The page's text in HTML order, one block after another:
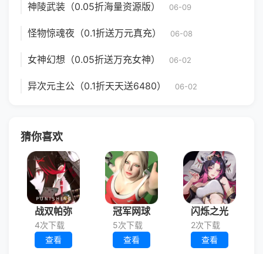
神陵武装（0.05折海量资源版） 06-09
怪物惊魂夜（0.1折送万元真充） 06-08
女神幻想（0.05折送万充女神） 06-02
异次元主公（0.1折天天送6480） 06-02
猜你喜欢
战双帕弥
4次下载
查看
冠军网球
5次下载
查看
闪烁之光
2次下载
查看